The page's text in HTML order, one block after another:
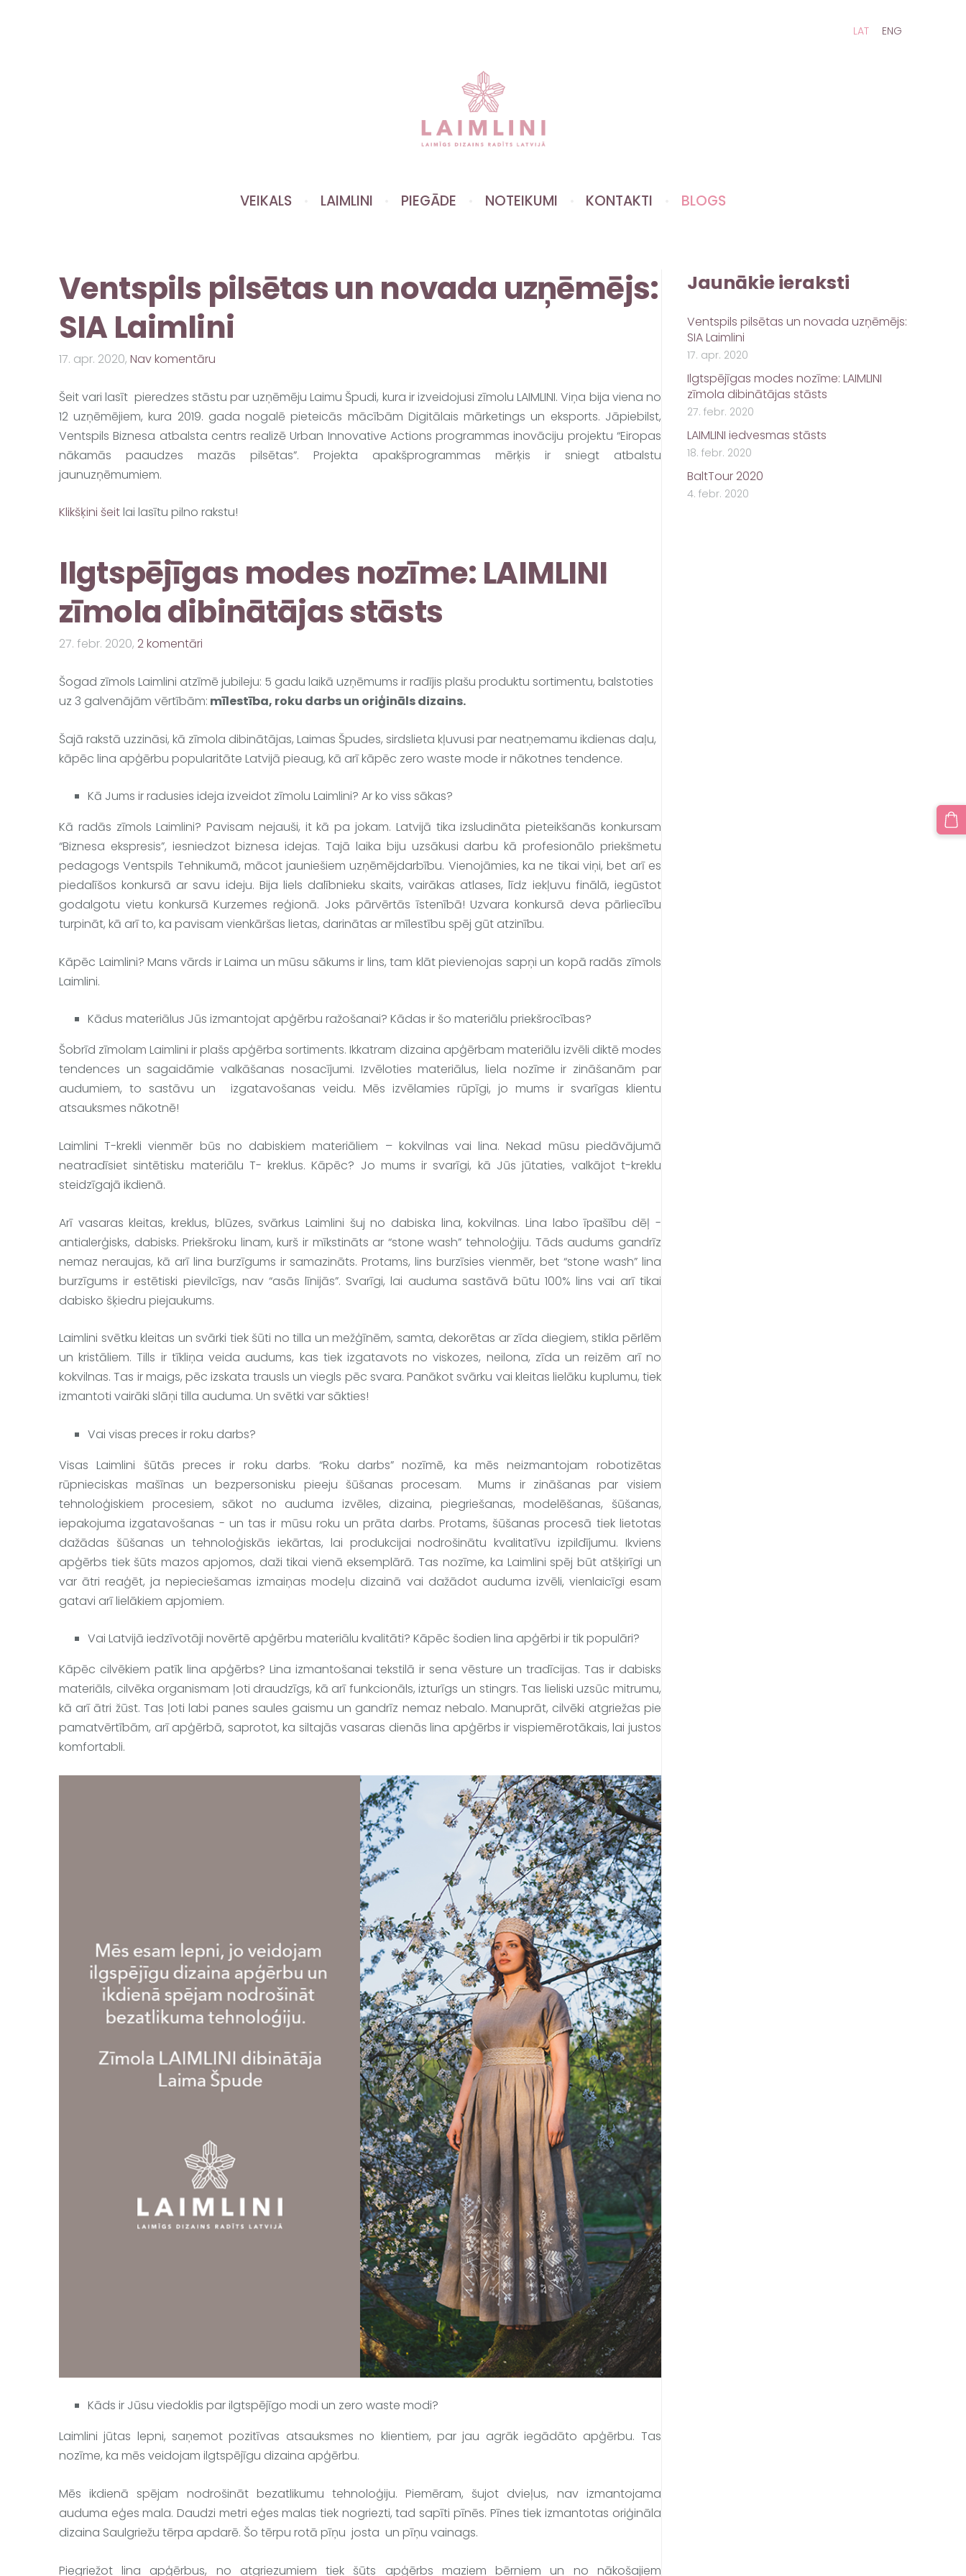
VEIKALS LAIMLINI PIEGĀDE NOTEIKUMI KONTAKTI BLOGS
LAT ENG
Jaunākie ieraksti
Ventspils pilsētas un novada uzņēmējs:
SIA Laimlini
17. apr. 2020
Ilgtspējīgas modes nozīme: LAIMLINI
zīmola dibinātājas stāsts
27. febr. 2020
LAIMLINI iedvesmas stāsts
18. febr. 2020
BaltTour 2020
4. febr. 2020
Ventspils pilsētas un novada uzņēmējs:
SIA Laimlini
17. apr. 2020, Nav komentāru
Šeit vari lasīt pieredzes stāstu par uzņēmēju Laimu Špudi, kura ir izveidojusi zīmolu LAIMLINI. Viņa bija viena no
12 uzņēmējiem, kura 2019. gada nogalē pieteicās mācībām Digitālais mārketings un eksports. Jāpiebilst,
Ventspils Biznesa atbalsta centrs realizē Urban Innovative Actions programmas inovāciju projektu “Eiropas
nākamās paaudzes mazās pilsētas”. Projekta apakšprogrammas mērķis ir sniegt atbalstu
jaunuzņēmumiem.
Klikšķini šeitlai lasītu pilno rakstu!
Ilgtspējīgas modes nozīme: LAIMLINI
zīmola dibinātājas stāsts
27. febr. 2020, 2 komentāri
Šogad zīmols Laimlini atzīmē jubileju: 5 gadu laikā uzņēmums ir radījis plašu produktu sortimentu, balstoties
uz 3 galvenājām vērtībām: mīlestība, roku darbs un oriģināls dizains.
Šajā rakstā uzzināsi, kā zīmola dibinātājas, Laimas Špudes, sirdslieta kļuvusi par neatņemamu ikdienas daļu,
kāpēc lina apģērbu popularitāte Latvijā pieaug, kā arī kāpēc zero waste mode ir nākotnes tendence.
Kā Jums ir radusies ideja izveidot zīmolu Laimlini? Ar ko viss sākas?
Kā radās zīmols Laimlini? Pavisam nejauši, it kā pa jokam. Latvijā tika izsludināta pieteikšanās konkursam
“Biznesa ekspresis”, iesniedzot biznesa idejas. Tajā laika biju uzsākusi darbu kā profesionālo priekšmetu
pedagogs Ventspils Tehnikumā, mācot jauniešiem uzņēmējdarbību. Vienojāmies, ka ne tikai viņi, bet arī es
piedalīšos konkursā ar savu ideju. Bija liels dalībnieku skaits, vairākas atlases, līdz iekļuvu finālā, iegūstot
godalgotu vietu konkursā Kurzemes reģionā. Joks pārvērtās īstenībā! Uzvara konkursā deva pārliecību
turpināt, kā arī to, ka pavisam vienkāršas lietas, darinātas ar mīlestību spēj gūt atzinību.
Kāpēc Laimlini
Laimlini.
Kādus materiālus Jūs izmantojat apģērbu ražošanai? Kādas ir šo materiālu priekšrocības?
Šobrīd zīmolam Laimlini ir plašs apģērba sortiments. Ikkatram dizaina apģērbam materiālu izvēli diktē modes
tendences un sagaidāmie valkāšanas nosacījumi. Izvēloties materiālus, liela nozīme ir zināšanām par
audumiem, to sastāvu un  izgatavošanas veidu. Mēs izvēlamies rūpīgi, jo mums ir svarīgas klientu
atsauksmes nākotnē!
Laimlini T-krekli vienmēr būs no dabiskiem materiāliem – kokvilnas vai lina. Nekad mūsu piedāvājumā
neatradīsiet sintētisku materiālu T- kreklus. Kāpēc? Jo mums ir svarīgi, kā Jūs jūtaties, valkājot t-kreklu
steidzīgajā ikdienā.
Arī vasaras kleitas, kreklus, blūzes, svārkus Laimlini šuj no dabiska lina, kokvilnas. Lina labo īpašību dēļ -
antialerģisks, dabisks. Priekšroku linam, kurš ir mīkstināts ar “stone wash” tehnoloģiju. Tāds audums gandrīz
nemaz neraujas, kā arī lina burzīgums ir samazināts. Protams, lins burzīsies vienmēr, bet “stone wash” lina
burzīgums ir estētiski pievilcīgs, nav “asās līnijās”. Svarīgi, lai auduma sastāvā būtu 100% lins vai arī tikai
dabisko šķiedru piejaukums.
Laimlini svētku kleitas un svārki tiek šūti no tilla un mežģīnēm, samta, dekorētas ar zīda diegiem, stikla pērlēm
un kristāliem. Tills ir tīkliņa veida audums, kas tiek izgatavots no viskozes, neilona, zīda un reizēm arī no
kokvilnas. Tas ir maigs, pēc izskata trausls un viegls pēc svara. Panākot svārku vai kleitas lielāku kuplumu, tiek
izmantoti vairāki slāņi tilla auduma. Un svētki var sākties!
Vai visas preces ir roku darbs?
Visas Laimlini šūtās preces ir roku darbs. “Roku darbs” nozīmē, ka mēs neizmantojam robotizētas
rūpnieciskas mašīnas un bezpersonisku pieeju šūšanas procesam.  Mums ir zināšanas par visiem
tehnoloģiskiem procesiem, sākot no auduma izvēles, dizaina, piegriešanas, modelēšanas, šūšanas,
iepakojuma izgatavošanas - un tas ir mūsu roku un prāta darbs. Protams, šūšanas procesā tiek lietotas
dažādas šūšanas un tehnoloģiskās iekārtas, lai produkcijai nodrošinātu kvalitatīvu izpildījumu. Ikviens
apģērbs tiek šūts mazos apjomos, daži tikai vienā eksemplārā. Tas nozīme, ka Laimlini spēj būt atšķirīgi un
var ātri reaģēt, ja nepieciešamas izmaiņas modeļu dizainā vai dažādot auduma izvēli, vienlaicīgi esam
gatavi arī lielākiem apjomiem.
Vai Latvijā iedzīvotāji novērtē apģērbu materiālu kvalitāti? Kāpēc šodien lina apģērbi ir tik populāri?
Kāpēc cilvēkiem patīk lina apģērbs? Lina izmantošanai tekstilā ir sena vēsture un tradīcijas. Tas ir dabisks
materiāls, cilvēka organismam ļoti draudzīgs, kā arī funkcionāls, izturīgs un stingrs. Tas lieliski uzsūc mitrumu,
kā arī ātri žūst. Tas ļoti labi panes saules gaismu un gandrīz nemaz nebalo. Manuprāt, cilvēki atgriežas pie
pamatvērtībām, arī apģērbā, saprotot, ka siltajās vasaras dienās lina apģērbs ir vispiemērotākais, lai justos
komfortabli.
Kāds ir Jūsu viedoklis par ilgtspējīgo modi un zero waste modi?
Laimlini jūtas lepni, saņemot pozitīvas atsauksmes no klientiem, par jau agrāk iegādāto apģērbu. Tas
nozīme, ka mēs veidojam ilgtspējīgu dizaina apģērbu.
Mēs ikdienā spējam nodrošināt bezatlikumu tehnoloģiju. Piemēram, šujot dvieļus, nav izmantojama
auduma eģes mala. Daudzi metri eģes malas tiek nogriezti, tad sapīti pīnēs. Pīnes tiek izmantotas oriģināla
dizaina Saulgriežu tērpa apdarē. Šo tērpu rotā pīņu  josta  un pīņu vainags.
Piegriežot lina apģērbus, no atgriezumiem tiek šūts apģērbs maziem bērniem un no nākošajiem